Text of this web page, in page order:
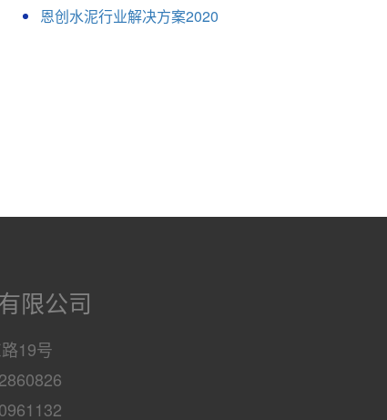
恩创水泥行业解决方案2020
限公司
19号